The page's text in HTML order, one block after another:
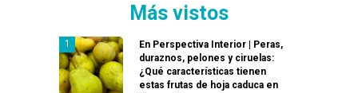
Más vistos
En Perspectiva Interior | Peras,
duraznos, pelones y ciruelas:
¿Qué características tienen
estas frutas de hoja caduca en